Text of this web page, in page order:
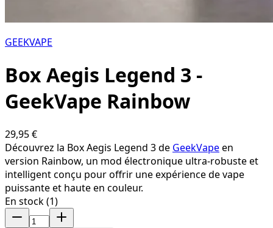
GEEKVAPE
Box Aegis Legend 3 -
GeekVape Rainbow
29,95 €
Découvrez la Box Aegis Legend 3 de GeekVapeen
version Rainbow, un mod électronique ultra-robuste et
intelligent conçu pour offrir une expérience de vape
puissante et haute en couleur.
En stock (1)